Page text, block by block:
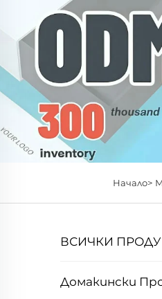
Начало>
ВСИЧКИ
Домакински